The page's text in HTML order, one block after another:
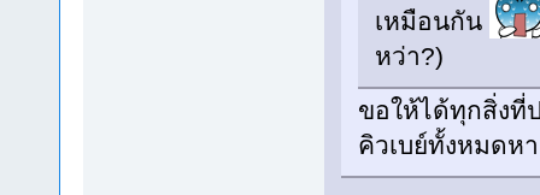
เหมือนกัน
หว่า?)
ขอให้ได้ทุกสิ่งที่
คิวเบย์ทั้งหมดห